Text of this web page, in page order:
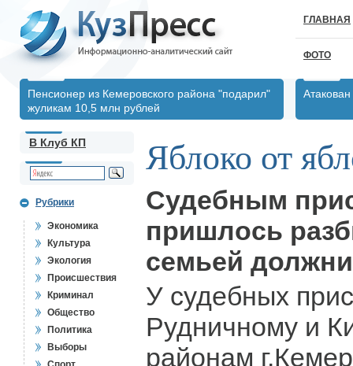
ГЛАВНАЯ
ФОТО
Пенсионер из Кемеровского района "подарил"
жуликам 10,5 млн рублей
В Клуб КП
Рубрики
Экономика
Культура
Экология
Происшествия
Криминал
Общество
Политика
Выборы
Яблоко от
Судебным
пришлось
семьей
У судебных
Рудничному и
районам